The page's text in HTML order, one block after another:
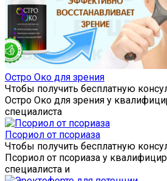
Остро Око для зрения
Чтобы получить бесплатную
Остро Око для зрения у
специалиста
Псориол от псориаза
Чтобы получить бесплатную
Псориол от псориаза у
специалиста и